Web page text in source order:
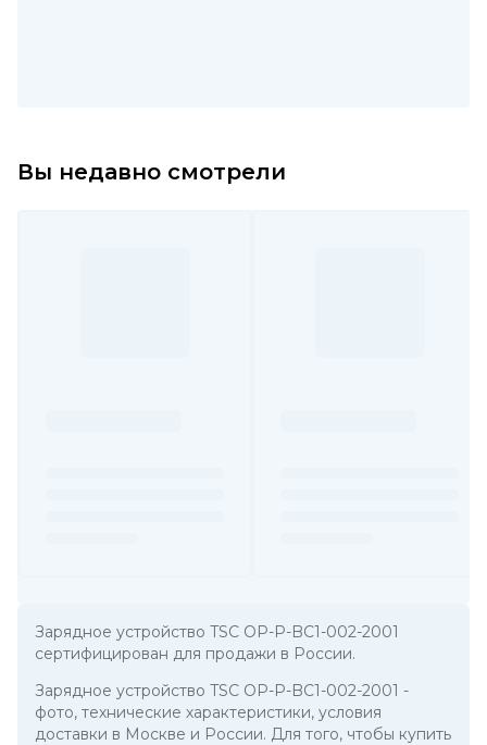
Вы недавно смотрели
Зарядное устройство TSC OP-P-BC1-002-2001
сертифицирован для продажи в России.
Зарядное устройство TSC OP-P-BC1-002-2001 -
фото, технические характеристики, условия
доставки в Москве и России. Для того, чтобы купить